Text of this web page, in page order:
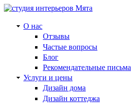
О нас
Отзывы
Частые вопросы
Блог
Рекомендательные письма
Услуги и цены
Дизайн дома
Дизайн коттеджа